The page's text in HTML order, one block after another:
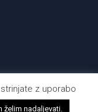
KULTURO IN
z uporabo
želim nadaljevati.